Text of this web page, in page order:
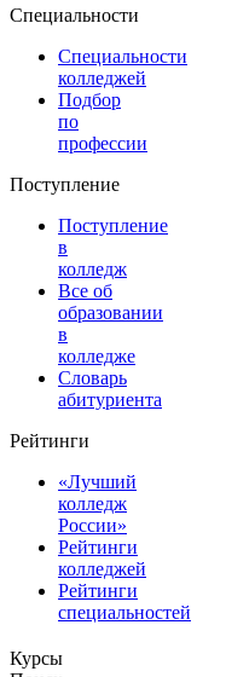
Специальности
Специальности
колледжей
Подбор
по
профессии
Поступление
Поступление
в
колледж
Все об
образовании
в
колледже
Словарь
абитуриента
Рейтинги
«Лучший
колледж
России»
Рейтинги
колледжей
Рейтинги
специальностей
Курсы